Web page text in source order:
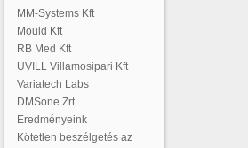
MM-Systems Kft
Mould Kft
RB Med Kft
UVILL Villamosipari Kft
Variatech Labs
DMSone Zrt
Eredményeink
Kötetlen beszélgetés az